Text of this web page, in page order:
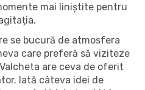
mai liniștite pentru
se bucură de atmosfera
care preferă să viziteze
are ceva de oferit
Iată câteva idei de